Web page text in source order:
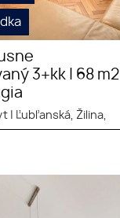
3+kk | 68 m2 |
Ľubľanská, Žilina,
veľmi pekný 3-
byt s výmerou